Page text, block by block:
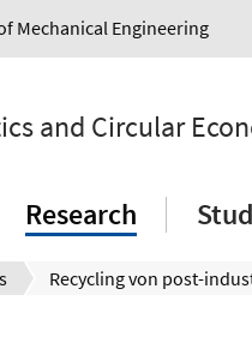
Mechanical Engineering
and Circular
Research